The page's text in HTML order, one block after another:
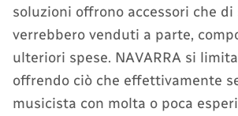
soluzioni offrono accessori che di
verrebbero venduti a parte,
ulteriori spese. NAVARRA si
offrendo ciò che effettivamente
musicista con molta o poca